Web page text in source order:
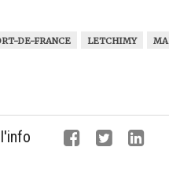
DE-FRANCE LETCHIMY